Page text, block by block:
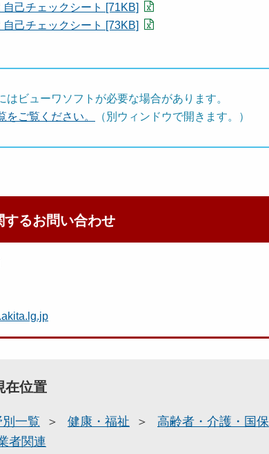
己チェックシート [71KB]
己チェックシート [73KB]
はビューワソフトが必要な場合があります。
ご覧ください。
（別ウィンドウで開きます。）
するお問い合わせ
在位置
一覧 健康・福祉 高齢者・介護・国保
者関連